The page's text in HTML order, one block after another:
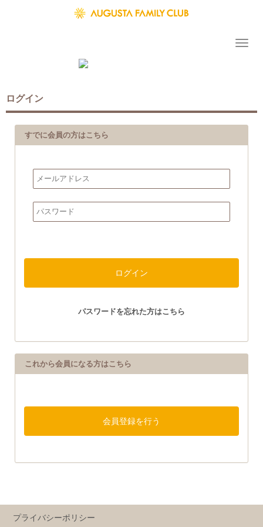
ログイン
すでに会員の方はこちら
パスワードを忘れた方はこちら
これから会員になる方はこちら